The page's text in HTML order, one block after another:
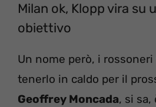
Milan ok, Klopp vira su
obiettivo
Un nome però, i
tenerlo in caldo per il
Geoffrey Moncada, si sa,